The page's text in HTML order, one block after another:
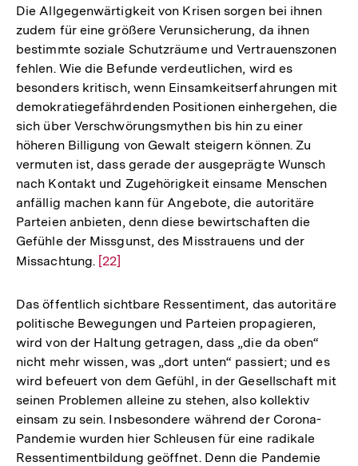
Die Allgegenwärtigkeit von Krisen sorgen bei ihnen
zudem für eine größere Verunsicherung, da ihnen
bestimmte soziale Schutzräume und Vertrauenszonen
fehlen. Wie die Befunde verdeutlichen, wird es
besonders kritisch, wenn Einsamkeitserfahrungen mit
demokratiegefährdenden Positionen einhergehen, die
sich über Verschwörungsmythen bis hin zu einer
höheren Billigung von Gewalt steigern können. Zu
vermuten ist, dass gerade der ausgeprägte Wunsch
nach Kontakt und Zugehörigkeit einsame Menschen
anfällig machen kann für Angebote, die autoritäre
Parteien anbieten, denn diese bewirtschaften die
Gefühle der Missgunst, des Misstrauens und der
Missachtung. Zur
der
Fußnote
[22]
Das öffentlich sichtbare Ressentiment, das autoritäre
politische Bewegungen und Parteien propagieren,
wird von der Haltung getragen, dass „die da oben“
nicht mehr wissen, was „dort unten“ passiert; und es
wird befeuert von dem Gefühl, in der Gesellschaft mit
seinen Problemen alleine zu stehen, also kollektiv
einsam zu sein. Insbesondere während der Corona-
Pandemie wurden hier Schleusen für eine radikale
Ressentimentbildung geöffnet. Denn die Pandemie